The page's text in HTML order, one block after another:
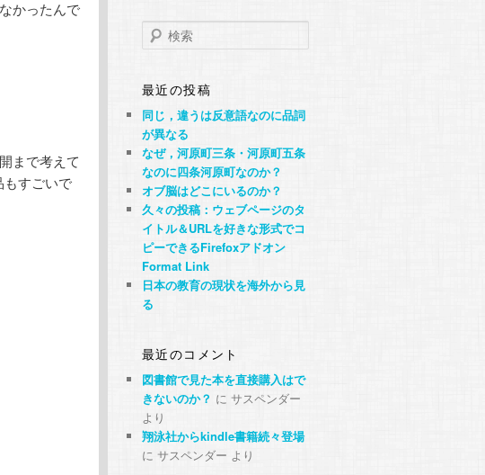
かったんで
まで考えて
もすごいで
検
索
最近の投稿
同じ，違うは反意語なのに品詞
が異なる
なぜ，河原町三条・河原町五条
なのに四条河原町なのか？
オブ脳はどこにいるのか？
久々の投稿：ウェブページのタ
イトル＆URLを好きな形式でコ
ピーできるFirefoxアドオン
Format Link
日本の教育の現状を海外から見
る
最近のコメント
図書館で見た本を直接購入はで
きないのか？ に サスペンダー
より
翔泳社からkindle書籍続々登場
に サスペンダー より